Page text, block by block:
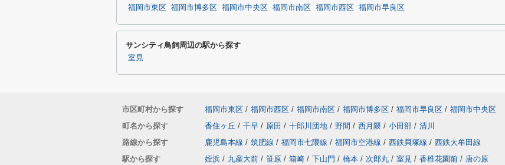
福岡市東区 福岡市博多区 福岡市中央区 福岡市南区 福岡市西区 福岡市早良区
サンシティ鳥飼周辺の駅から探す
室見
市区町村から探す 福岡市東区 / 福岡市西区 / 福岡市南区 / 福岡市博多区 / 福岡市早良区 / 福岡市中央区
町名から探す
香住ヶ丘 / 千早 / 原田 / 十郎川団地 / 野間 / 西月隈 / 小田部 / 清川
路線から探す
鹿児島本線 / 筑肥線 / 福岡市七隈線 / 福岡市空港線 / 西鉄貝塚線 / 西鉄大牟田線
駅から探す
姪浜 / 九産大前 / 笹原 / 箱崎 / 下山門 / 橋本 / 次郎丸 / 室見 / 香椎花園前 / 唐の原